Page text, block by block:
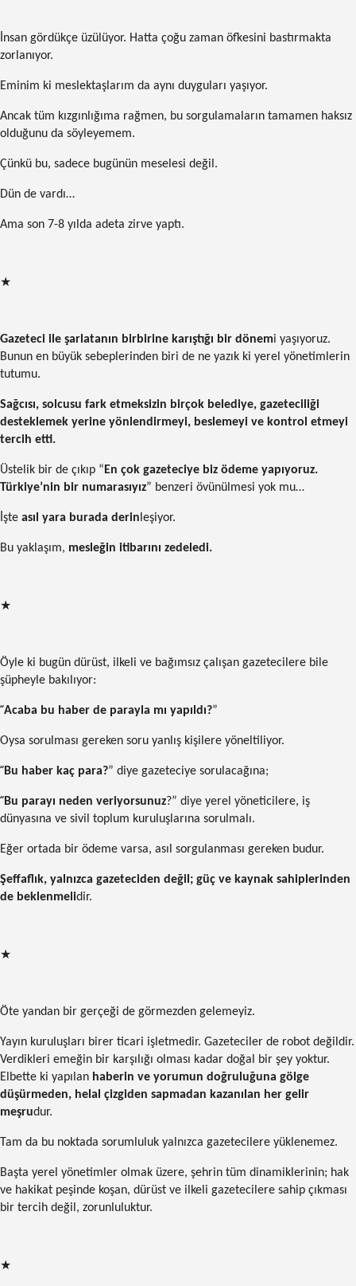
İnsan gördükçe üzülüyor. Hatta çoğu zaman öfkesini bastırmakta
zorlanıyor.
Eminim ki meslektaşlarım da aynı duyguları yaşıyor.
Ancak tüm kızgınlığıma rağmen, bu sorgulamaların tamamen haksız
olduğunu da söyleyemem.
Çünkü bu, sadece bugünün meselesi değil.
Dün de vardı…
Ama son 7-8 yılda adeta zirve yaptı.
★
Gazeteci ile şarlatanın birbirine karıştığı bir dönemi yaşıyoruz.
Bunun en büyük sebeplerinden biri de ne yazık ki yerel yönetimlerin
tutumu.
Sağcısı, solcusu fark etmeksizin birçok belediye, gazeteciliği
desteklemek yerine yönlendirmeyi, beslemeyi ve kontrol etmeyi
tercih etti.
Üstelik bir de çıkıp “ En çok gazeteciye biz ödeme yapıyoruz.
Türkiye’nin bir numarasıyız” benzeri övünülmesi yok mu…
İşte asıl yara burada derin leşiyor.
Bu yaklaşım, mesleğin itibarını zedeledi.
★
Öyle ki bugün dürüst, ilkeli ve bağımsız çalışan gazetecilere bile
şüpheyle bakılıyor:
“Acaba bu haber de parayla mı yapıldı?”
Oysa sorulması gereken soru yanlış kişilere yöneltiliyor.
“Bu haber kaç para?” diye gazeteciye sorulacağına;
“Bu parayı neden veriyorsunuz?” diye yerel yöneticilere, iş
dünyasına ve sivil toplum kuruluşlarına sorulmalı.
Eğer ortada bir ödeme varsa, asıl sorgulanması gereken budur.
Şeffaflık, yalnızca gazeteciden değil; güç ve kaynak sahiplerinden
de beklenmelidir.
★
Öte yandan bir gerçeği de görmezden gelemeyiz.
Yayın kuruluşları birer ticari işletmedir. Gazeteciler de robot değildir.
Verdikleri emeğin bir karşılığı olması kadar doğal bir şey yoktur.
Elbette ki yapılan haberin ve yorumun doğruluğuna gölge
düşürmeden, helal çizgiden sapmadan kazanılan her gelir
meşrudur.
Tam da bu noktada sorumluluk yalnızca gazetecilere yüklenemez.
Başta yerel yönetimler olmak üzere, şehrin tüm dinamiklerinin; hak
ve hakikat peşinde koşan, dürüst ve ilkeli gazetecilere sahip çıkması
bir tercih değil, zorunluluktur.
★